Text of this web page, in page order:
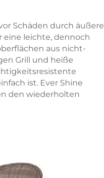
Schäden durch äußere
eine leichte, dennoch
aus nicht-
Grill und heiße
ist. Ever Shine
den wiederholten